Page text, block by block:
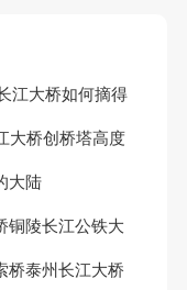
江大桥如何摘得
大桥创桥塔高度
大陆
铜陵长江公铁大
桥泰州长江大桥